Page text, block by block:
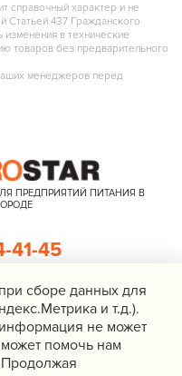
справочный характер и не
Статьей 437 Гражданского
в технические
товаров без предварительного
менеджеров перед
ПРЕДПРИЯТИЙ ПИТАНИЯ В
д. 4, корп. 3, пом. 1
41-45
мне
сборе данных для
и т.д.).
не может
помочь нам
Продолжая